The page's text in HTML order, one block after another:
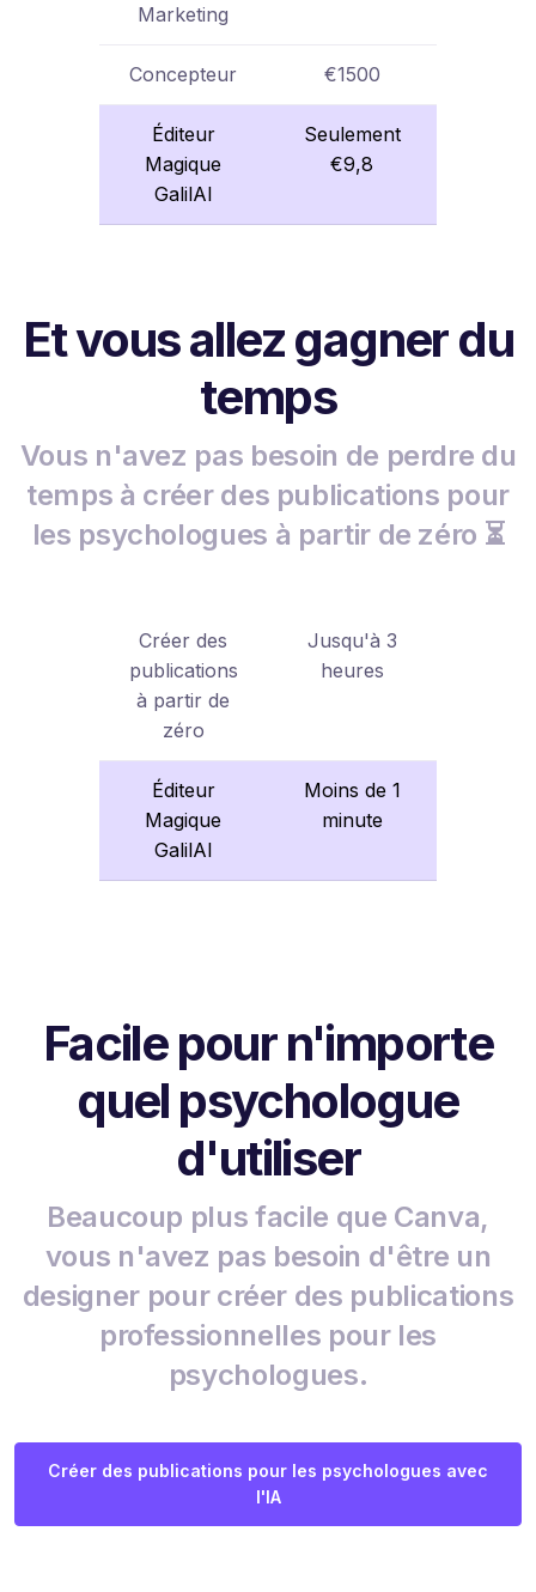
Marketing
Concepteur €1500
Éditeur
Magique
GalilAI
Seulement
€9,8
Et vous allez gagner du
temps
Vous n'avez pas besoin de perdre du
temps à créer des publications pour
les psychologues à partir de zéro ⏳
Créer des
publications
à partir de
zéro
Jusqu'à 3
heures
Éditeur
Magique
GalilAI
Moins de 1
minute
Facile pour n'importe
quel psychologue
d'utiliser
Beaucoup plus facile que Canva,
vous n'avez pas besoin d'être un
designer pour créer des publications
professionnelles pour les
psychologues.
Créer des publications pour les psychologues avec
l'IA